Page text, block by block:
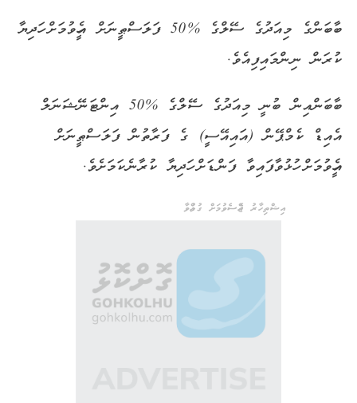
ބާބަންގެ މިއަދުގެ ސޭލްގެ %50 ފަލަސްޠީނަށް އެހީވުމަށް ހަދިޔާ
ކުރަން ނިންމައިފިއެވެ.
ބާބަންއިން ބުނީ މިއަދުގެ ސޭލްގެ %50 އިންޓަނޭޝަނަލް
އެއިޑް ކެމްޕޭން (އައިއޭސީ) ގެ ފަރާތުން ފަލަސްޠީނަށް
އެހީވުމަށް ހުޅުވާފައިވާ ފަންޑަށް ހަދިޔާ ކުރާނެކަމަށެވެ.
އިޝްތިހާރު ޖެއްސެވުމަށް ގުޅުއްވާ